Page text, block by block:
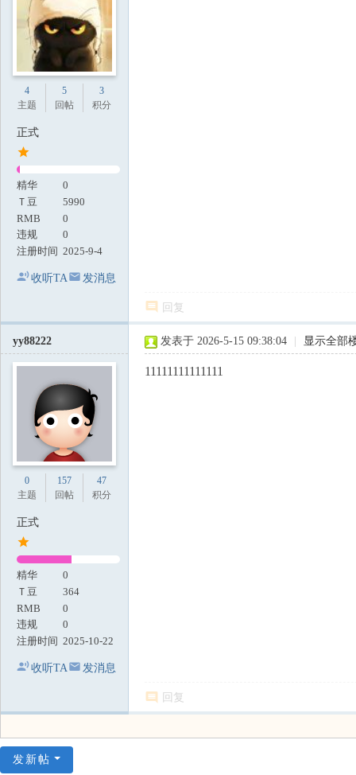
4
主题
5
回帖
3
积分
正式
精华
0
Ｔ豆
5990
RMB
0
违规
0
注册时间 2025-9-4
收听TA 发消息
回复
yy88222
0
主题
157
回帖
47
积分
正式
精华
0
Ｔ豆
364
RMB
0
违规
0
注册时间 2025-10-22
收听TA 发消息
发表于 2026-5-15 09:38:04 显示全部
11111111111111
回复
发新帖